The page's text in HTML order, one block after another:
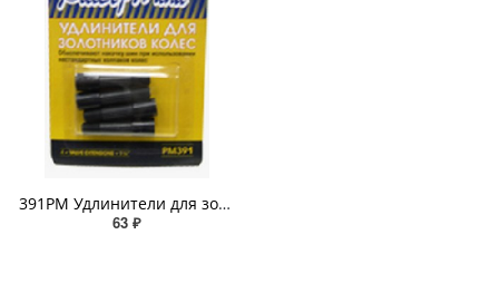
391РМ Удлинители для золотников колес(3см)
63 ₽